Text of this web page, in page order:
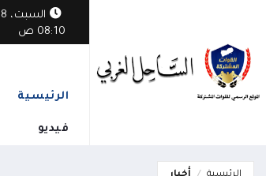
08:10 ص
الرئيسية
فيديو